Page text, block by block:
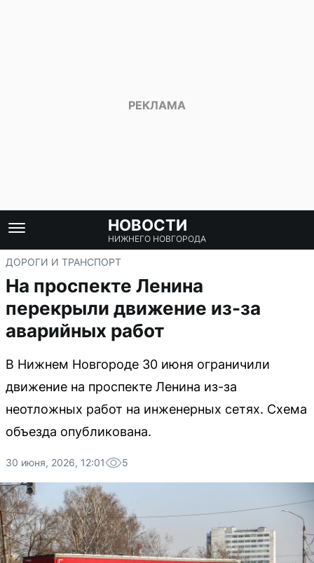
НОВОСТИ
НИЖНЕГО НОВГОРОДА
ДОРОГИ И ТРАНСПОРТ
На проспекте Ленина
перекрыли движение из-за
аварийных работ
В Нижнем Новгороде 30 июня ограничили
движение на проспекте Ленина из-за
неотложных работ на инженерных сетях. Схема
объезда опубликована.
30 июня, 2026, 12:01 5